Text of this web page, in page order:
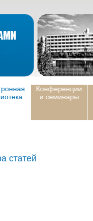
Конференции
и семинары
статей